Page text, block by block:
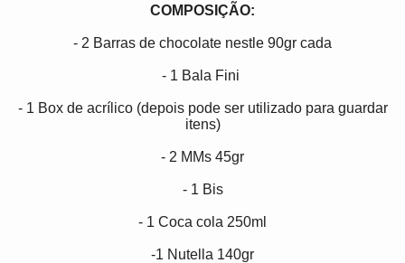
COMPOSIÇÃO:
- 2 Barras de chocolate nestle 90gr cada
- 1 Bala Fini
- 1 Box de acrílico (depois pode ser utilizado para guardar
itens)
- 2 MMs 45gr
- 1 Bis
- 1 Coca cola 250ml
-1 Nutella 140gr